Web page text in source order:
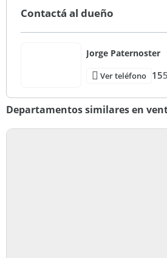
Entre Medianeras
Contactá al dueño
Jorge Paternoster
Ver teléfono
Departamentos similares en